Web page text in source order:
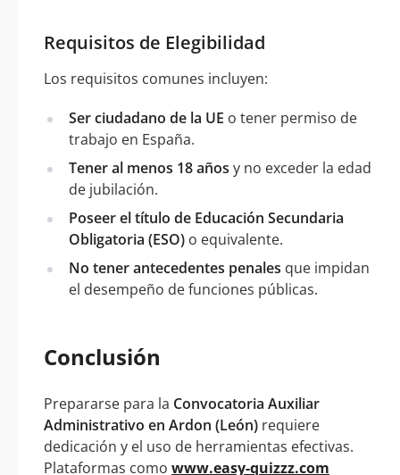
Requisitos de Elegibilidad
Los requisitos comunes incluyen:
Ser ciudadano de la UE o tener permiso de
trabajo en España.
Tener al menos 18 años y no exceder la edad
de jubilación.
Poseer el título de Educación Secundaria
Obligatoria (ESO) o equivalente.
No tener antecedentes penales que impidan
el desempeño de funciones públicas.
Conclusión
Prepararse para la Convocatoria Auxiliar
Administrativo en Ardon (León) requiere
dedicación y el uso de herramientas efectivas.
Plataformas como www.easy-quizzz.com